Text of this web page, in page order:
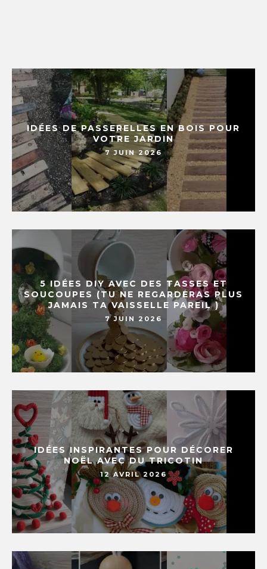
IDÉES DE PASSERELLES EN BOIS POUR
VOTRE JARDIN
7 JUIN 2026
5 IDÉES DIY AVEC DES TASSES ET
SOUCOUPES (TU NE REGARDERAS PLUS
JAMAIS TA VAISSELLE PAREIL )
7 JUIN 2026
IDÉES INSPIRANTES POUR DÉCORER
NOËL AVEC DU TRICOTIN
12 AVRIL 2026